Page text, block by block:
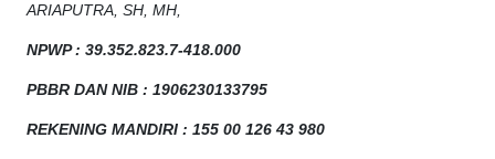
ARIAPUTRA, SH, MH,
NPWP: 39.352.823.7-418.000
PBBR DAN NIB : 1906230133795
REKENING MANDIRI : 155 00 126 43 980